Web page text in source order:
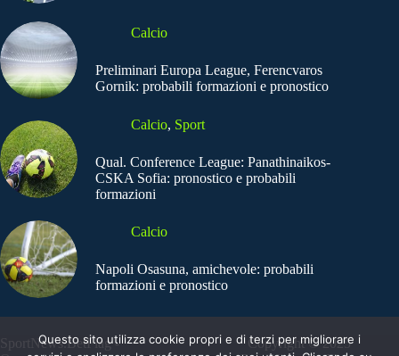
Calcio
Preliminari Europa League, Ferencvaros
Gornik: probabili formazioni e pronostico
Calcio, Sport
Qual. Conference League: Panathinaikos-
CSKA Sofia: pronostico e probabili
formazioni
Calcio
Napoli Osasuna, amichevole: probabili
formazioni e pronostico
SportNews.BetFlag -
Copyright © 2025
Questo sito utilizza cookie propri e di terzi per migliorare i